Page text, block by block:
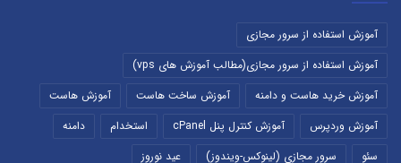
آموزش استفاده از سرور مجازی
آموزش استفاده از سرور مجازی(مطالب آموزش های vps)
آموزش خرید هاست و دامنه
آموزش ساخت هاست
آموزش هاست
آموزش وردپرس
آموزش کنترل پنل cPanel استخدام
دامنه
سئو
سرور مجازی (لینوکس-ویندوز) عید نوروز